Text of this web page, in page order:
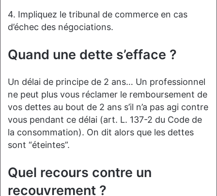
4. Impliquez le tribunal de commerce en cas
d’échec des négociations.
Quand une dette s’efface ?
Un délai de principe de 2 ans… Un professionnel
ne peut plus vous réclamer le remboursement de
vos dettes au bout de 2 ans s’il n’a pas agi contre
vous pendant ce délai (art. L. 137-2 du Code de
la consommation). On dit alors que les dettes
sont “éteintes”.
Quel recours contre un
recouvrement ?